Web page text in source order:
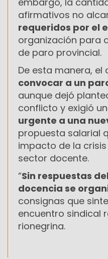
afirmativos no
requeridos por el
organización para
de paro provincial.
De esta manera, el
convocar a un
aunque dejó
conflicto y exigió
urgente a una
propuesta salarial
impacto de la
sector docente.
“Sin respuestas
docencia se
consignas que
encuentro sindical
rionegrina.